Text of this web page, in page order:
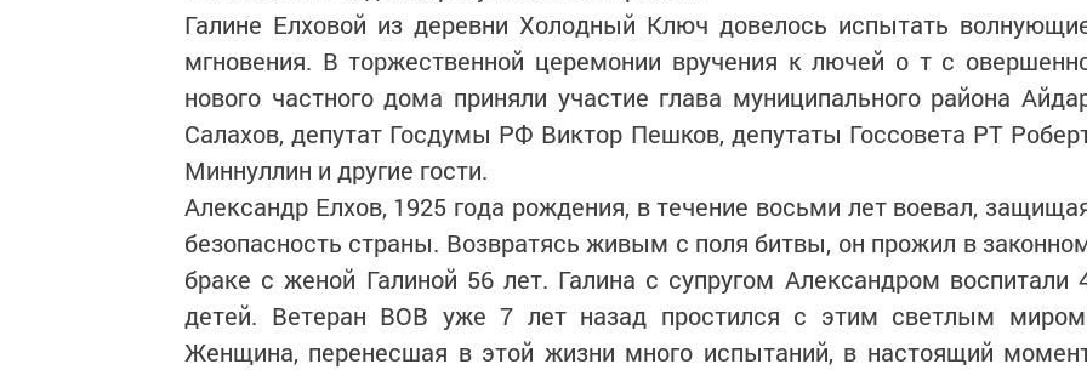
Галине Елховой из деревни Холодный Ключ довелось испытать
мгновения. В торжественной церемонии вручения к лючей о т с
нового частного дома приняли участие глава муниципального района
Салахов, депутат Госдумы РФ Виктор Пешков, депутаты Госсовета РТ
Миннуллин и другие гости.
Александр Елхов, 1925 года рождения, в течение восьми лет воевал,
безопасность страны. Возвратясь живым с поля битвы, он прожил в
браке с женой Галиной 56 лет. Галина с супругом Александром воспитали
детей. Ветеран ВОВ уже 7 лет назад простился с этим светлым
Женщина, перенесшая в этой жизни много испытаний, в настоящий